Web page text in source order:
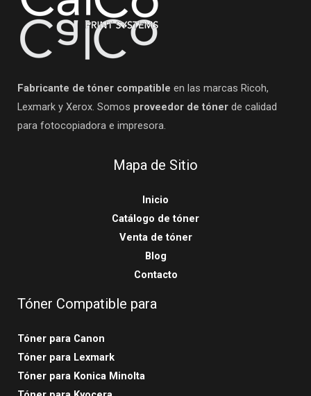
Fabricante de tóner compatible en las marcas Ricoh,
Lexmark y Xerox. Somos proveedor de tóner de calidad
para fotocopiadora e impresora.
Mapa de Sitio
Inicio
Catálogo de tóner
Venta de tóner
Blog
Contacto
Tóner Compatible para
Tóner para Canon
Tóner para Lexmark
Tóner para Konica Minolta